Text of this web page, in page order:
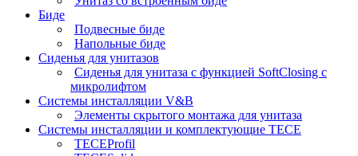
Биде
Подвесные биде
Напольные биде
Сиденья для унитазов
Сиденья для унитаза с функцией SoftClosing с
микролифтом
Системы инсталляции V&B
Элементы скрытого монтажа для унитаза
Системы инсталляции и комплектующие TECE
TECEProfil